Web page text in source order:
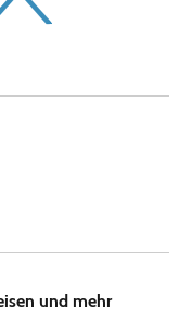
und mehr